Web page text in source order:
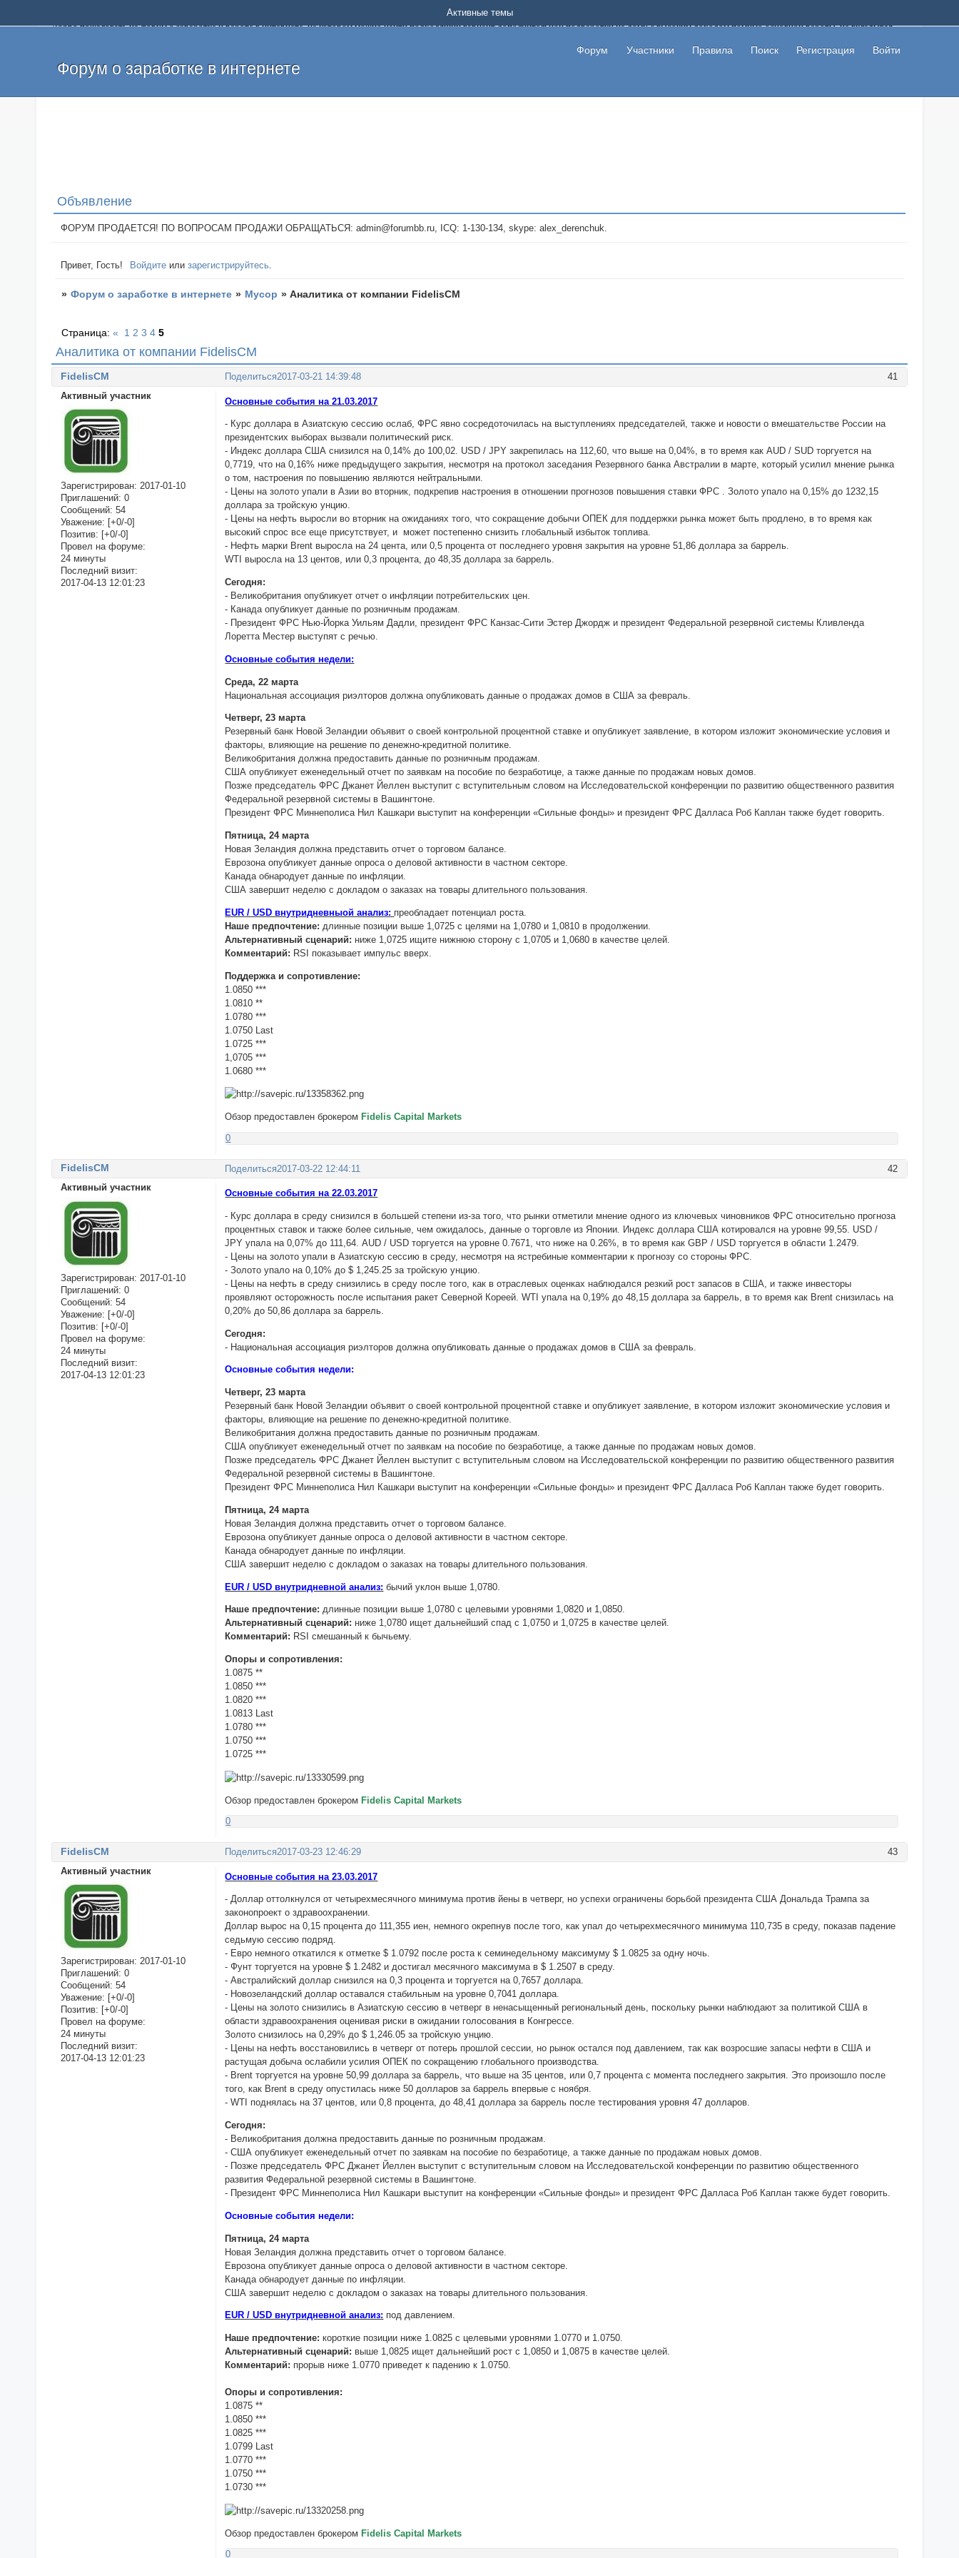
Добро пожаловать на форум о заработке и работе в интернете, на котором можно найти подходящий вариант дополнительной подработки на дому с высоким доходом помимо основной работы, не вкладывая
и оставлять свои отзывы. Если вы знаете, что определенный проект или сайт не платит, то указывайте в теме что это лохотрон, чтобы другие пользователи не попались на развод. Вы сможете начать зарабатывать
легкие деньги без вложений и регистрации уже сегодня. Создавайте новые темы, размещайте объявления со своими пригласительными ссылками и первая прибыль не заставит себя долго ждать.
Форум о заработке в интернете
Форум Участники Правила Поиск Регистрация Войти
Активные темы
Объявление
ФОРУМ ПРОДАЕТСЯ! ПО ВОПРОСАМ ПРОДАЖИ ОБРАЩАТЬСЯ: admin@forumbb.ru, ICQ: 1-130-134, skype: alex_derenchuk.
Привет, Гость! Войдите илизарегистрируйтесь.
» Форум о заработке в интернете » Мусор »Аналитика от компании FidelisCM
Аналитика от компании FidelisCM
Страница:« 1 2 3 4 5
Поделиться 41
2017-03-21 14:39:48
FidelisCM
Активный участник
Зарегистрирован: 2017-01-10
Приглашений: 0
Сообщений: 54
Уважение: [+0/-0]
Позитив: [+0/-0]
Провел на форуме:
24 минуты
Последний визит:
2017-04-13 12:01:23
Основные события на 21.03.2017
- Курс доллара в Азиатскую сессию ослаб, ФРС явно сосредоточилась на выступлениях председателей, также и новости о вмешательстве России на
президентских выборах вызвали политический риск.
- Индекс доллара США снизился на 0,14% до 100,02. USD / JPY закрепилась на 112,60, что выше на 0,04%, в то время как AUD / SUD торгуется на
0,7719, что на 0,16% ниже предыдущего закрытия, несмотря на протокол заседания Резервного банка Австралии в марте, который усилил мнение рынка
о том, настроения по повышению являются нейтральными.
- Цены на золото упали в Азии во вторник, подкрепив настроения в отношении прогнозов повышения ставки ФРС . Золото упало на 0,15% до 1232,15
доллара за тройскую унцию.
- Цены на нефть выросли во вторник на ожиданиях того, что сокращение добычи ОПЕК для поддержки рынка может быть продлено, в то время как
высокий спрос все еще присутствует, и может постепенно снизить глобальный избыток топлива.
- Нефть марки Brent выросла на 24 цента, или 0,5 процента от последнего уровня закрытия на уровне 51,86 доллара за баррель.
WTI выросла на 13 центов, или 0,3 процента, до 48,35 доллара за баррель.
Сегодня:
- Великобритания опубликует отчет о инфляции потребительских цен.
- Канада опубликует данные по розничным продажам.
- Президент ФРС Нью-Йорка Уильям Дадли, президент ФРС Канзас-Сити Эстер Джордж и президент Федеральной резервной системы Кливленда
Лоретта Местер выступят с речью.
Основные события недели:
Среда, 22 марта
Национальная ассоциация риэлторов должна опубликовать данные о продажах домов в США за февраль.
Четверг, 23 марта
Резервный банк Новой Зеландии объявит о своей контрольной процентной ставке и опубликует заявление, в котором изложит экономические условия и
факторы, влияющие на решение по денежно-кредитной политике.
Великобритания должна предоставить данные по розничным продажам.
США опубликует еженедельный отчет по заявкам на пособие по безработице, а также данные по продажам новых домов.
Позже председатель ФРС Джанет Йеллен выступит с вступительным словом на Исследовательской конференции по развитию общественного развития
Федеральной резервной системы в Вашингтоне.
Президент ФРС Миннеполиса Нил Кашкари выступит на конференции «Сильные фонды» и президент ФРС Далласа Роб Каплан также будет говорить.
Пятница, 24 марта
Новая Зеландия должна представить отчет о торговом балансе.
Еврозона опубликует данные опроса о деловой активности в частном секторе.
Канада обнародует данные по инфляции.
США завершит неделю с докладом о заказах на товары длительного пользования.
EUR / USD внутридневныой анализ: преобладает потенциал роста.
Наше предпочтение: длинные позиции выше 1,0725 с целями на 1,0780 и 1,0810 в продолжении.
Альтернативный сценарий: ниже 1,0725 ищите нижнюю сторону с 1,0705 и 1,0680 в качестве целей.
Комментарий: RSI показывает импульс вверх.
Поддержка и сопротивление:
1.0850 ***
1.0810 **
1.0780 ***
1.0750 Last
1.0725 ***
1,0705 ***
1.0680 ***
Обзор предоставлен брокером Fidelis Capital Markets
0
Поделиться 42
2017-03-22 12:44:11
FidelisCM
Активный участник
Зарегистрирован: 2017-01-10
Приглашений: 0
Сообщений: 54
Уважение: [+0/-0]
Позитив: [+0/-0]
Провел на форуме:
24 минуты
Последний визит:
2017-04-13 12:01:23
Основные события на 22.03.2017
- Курс доллара в среду снизился в большей степени из-за того, что рынки отметили мнение одного из ключевых чиновников ФРС относительно прогноза
процентных ставок и также более сильные, чем ожидалось, данные о торговле из Японии. Индекс доллара США котировался на уровне 99,55. USD /
JPY упала на 0,07% до 111,64. AUD / USD торгуется на уровне 0.7671, что ниже на 0.26%, в то время как GBP / USD торгуется в области 1.2479.
- Цены на золото упали в Азиатскую сессию в среду, несмотря на ястребиные комментарии к прогнозу со стороны ФРС.
- Золото упало на 0,10% до $ 1,245.25 за тройскую унцию.
- Цены на нефть в среду снизились в среду после того, как в отраслевых оценках наблюдался резкий рост запасов в США, и также инвесторы
проявляют осторожность после испытания ракет Северной Кореей. WTI упала на 0,19% до 48,15 доллара за баррель, в то время как Brent снизилась на
0,20% до 50,86 доллара за баррель.
Сегодня:
- Национальная ассоциация риэлторов должна опубликовать данные о продажах домов в США за февраль.
Основные события недели:
Четверг, 23 марта
Резервный банк Новой Зеландии объявит о своей контрольной процентной ставке и опубликует заявление, в котором изложит экономические условия и
факторы, влияющие на решение по денежно-кредитной политике.
Великобритания должна предоставить данные по розничным продажам.
США опубликует еженедельный отчет по заявкам на пособие по безработице, а также данные по продажам новых домов.
Позже председатель ФРС Джанет Йеллен выступит с вступительным словом на Исследовательской конференции по развитию общественного развития
Федеральной резервной системы в Вашингтоне.
Президент ФРС Миннеполиса Нил Кашкари выступит на конференции «Сильные фонды» и президент ФРС Далласа Роб Каплан также будет говорить.
Пятница, 24 марта
Новая Зеландия должна представить отчет о торговом балансе.
Еврозона опубликует данные опроса о деловой активности в частном секторе.
Канада обнародует данные по инфляции.
США завершит неделю с докладом о заказах на товары длительного пользования.
EUR / USD внутридневной анализ: бычий уклон выше 1,0780.
Наше предпочтение: длинные позиции выше 1,0780 с целевыми уровнями 1,0820 и 1,0850.
Альтернативный сценарий: ниже 1,0780 ищет дальнейший спад с 1,0750 и 1,0725 в качестве целей.
Комментарий: RSI смешанный к бычьему.
Опоры и сопротивления:
1.0875 **
1.0850 ***
1.0820 ***
1.0813 Last
1.0780 ***
1.0750 ***
1.0725 ***
Обзор предоставлен брокеромFidelis Capital Markets
0
Поделиться 43
2017-03-23 12:46:29
FidelisCM
Активный участник
Зарегистрирован: 2017-01-10
Приглашений: 0
Сообщений: 54
Уважение: [+0/-0]
Позитив: [+0/-0]
Провел на форуме:
24 минуты
Последний визит:
2017-04-13 12:01:23
Основные события на 23.03.2017
- Доллар оттолкнулся от четырехмесячного минимума против йены в четверг, но успехи ограничены борьбой президента США Дональда Трампа за
законопроект о здравоохранении.
Доллар вырос на 0,15 процента до 111,355 иен, немного окрепнув после того, как упал до четырехмесячного минимума 110,735 в среду, показав падение
седьмую сессию подряд.
- Евро немного откатился к отметке $ 1.0792 после роста к семинедельному максимуму $ 1.0825 за одну ночь.
- Фунт торгуется на уровне $ 1.2482 и достигал месячного максимума в $ 1.2507 в среду.
- Австралийский доллар снизился на 0,3 процента и торгуется на 0,7657 доллара.
- Новозеландский доллар оставался стабильным на уровне 0,7041 доллара.
- Цены на золото снизились в Азиатскую сессию в четверг в ненасыщенный региональный день, поскольку рынки наблюдают за политикой США в
области здравоохранения оценивая риски в ожидании голосования в Конгрессе.
Золото снизилось на 0,29% до $ 1,246.05 за тройскую унцию.
- Цены на нефть восстановились в четверг от потерь прошлой сессии, но рынок остался под давлением, так как возросшие запасы нефти в США и
растущая добыча ослабили усилия ОПЕК по сокращению глобального производства.
- Brent торгуется на уровне 50,99 доллара за баррель, что выше на 35 центов, или 0,7 процента с момента последнего закрытия. Это произошло после
того, как Brent в среду опустилась ниже 50 долларов за баррель впервые с ноября.
- WTI поднялась на 37 центов, или 0,8 процента, до 48,41 доллара за баррель после тестирования уровня 47 долларов.
Сегодня:
- Великобритания должна предоставить данные по розничным продажам.
- США опубликует еженедельный отчет по заявкам на пособие по безработице, а также данные по продажам новых домов.
- Позже председатель ФРС Джанет Йеллен выступит с вступительным словом на Исследовательской конференции по развитию общественного
развития Федеральной резервной системы в Вашингтоне.
- Президент ФРС Миннеполиса Нил Кашкари выступит на конференции «Сильные фонды» и президент ФРС Далласа Роб Каплан также будет говорить.
Основные события недели:
Пятница, 24 марта
Новая Зеландия должна представить отчет о торговом балансе.
Еврозона опубликует данные опроса о деловой активности в частном секторе.
Канада обнародует данные по инфляции.
США завершит неделю с докладом о заказах на товары длительного пользования.
EUR / USD внутридневной анализ: под давлением.
Наше предпочтение: короткие позиции ниже 1.0825 с целевыми уровнями 1.0770 и 1.0750.
Альтернативный сценарий: выше 1,0825 ищет дальнейший рост с 1,0850 и 1,0875 в качестве целей.
Комментарий: прорыв ниже 1.0770 приведет к падению к 1.0750.
Опоры и сопротивления:
1.0875 **
1.0850 ***
1.0825 ***
1.0799 Last
1.0770 ***
1.0750 ***
1.0730 ***
Обзор предоставлен брокеромFidelis Capital Markets
0